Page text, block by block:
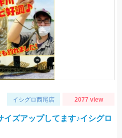
イシグロ西尾店 2077 view
ズアップしてます♪イシグロ